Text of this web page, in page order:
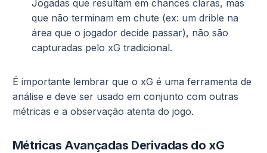
Jogadas que resultam em chances claras, mas
que não terminam em chute (ex: um drible na
área que o jogador decide passar), não são
capturadas pelo xG tradicional.
É importante lembrar que o xG é uma ferramenta de
análise e deve ser usado em conjunto com outras
métricas e a observação atenta do jogo.
Métricas Avançadas Derivadas do xG